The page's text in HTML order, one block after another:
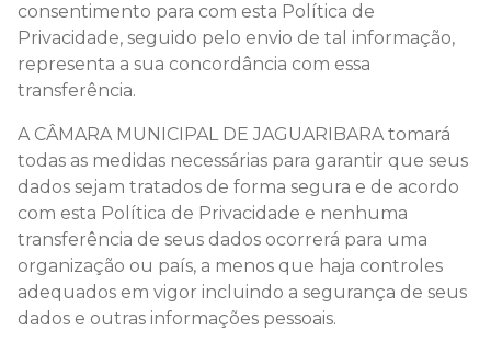
consentimento para com esta Política de
Privacidade, seguido pelo envio de tal informação,
representa a sua concordância com essa
transferência.
A CÂMARA MUNICIPAL DE JAGUARIBARA tomará
todas as medidas necessárias para garantir que seus
dados sejam tratados de forma segura e de acordo
com esta Política de Privacidade e nenhuma
transferência de seus dados ocorrerá para uma
organização ou país, a menos que haja controles
adequados em vigor incluindo a segurança de seus
dados e outras informações pessoais.